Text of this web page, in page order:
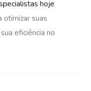
hoje
otimizar suas
eficiência no